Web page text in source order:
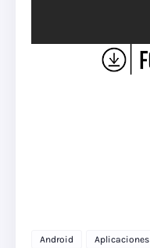
Android Aplicaciones